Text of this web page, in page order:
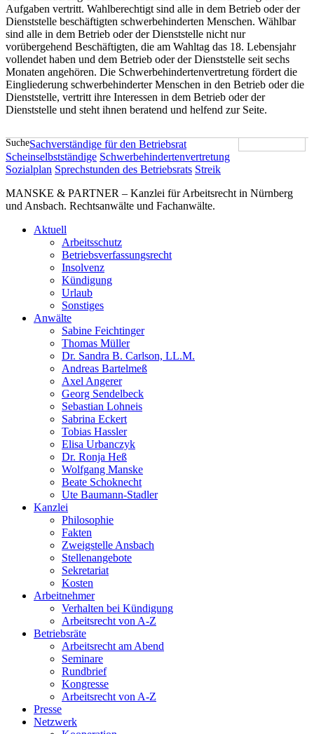
Aufgaben vertritt. Wahlberechtigt sind alle in dem Betrieb oder der
Dienststelle beschäftigten schwerbehinderten Menschen. Wählbar
sind alle in dem Betrieb oder der Dienststelle nicht nur
vorübergehend Beschäftigten, die am Wahltag das 18. Lebensjahr
vollendet haben und dem Betrieb oder der Dienststelle seit sechs
Monaten angehören. Die Schwerbehindertenvertretung fördert die
Eingliederung schwerbehinderter Menschen in den Betrieb oder die
Dienststelle, vertritt ihre Interessen in dem Betrieb oder der
Dienststelle und steht ihnen beratend und helfend zur Seite.
SucheSachverständige für den Betriebsrat
Scheinselbstständige Schwerbehindertenvertretung
Sozialplan Sprechstunden des Betriebsrats Streik
MANSKE & PARTNER – Kanzlei für Arbeitsrecht in Nürnberg
und Ansbach. Rechtsanwälte und Fachanwälte.
Aktuell
Arbeitsschutz
Betriebsverfassungsrecht
Insolvenz
Kündigung
Urlaub
Sonstiges
Anwälte
Sabine Feichtinger
Thomas Müller
Dr. Sandra B. Carlson, LL.M.
Andreas Bartelmeß
Axel Angerer
Georg Sendelbeck
Sebastian Lohneis
Sabrina Eckert
Tobias Hassler
Elisa Urbanczyk
Dr. Ronja Heß
Wolfgang Manske
Beate Schoknecht
Ute Baumann-Stadler
Kanzlei
Philosophie
Fakten
Zweigstelle Ansbach
Stellenangebote
Sekretariat
Kosten
Arbeitnehmer
Verhalten bei Kündigung
Arbeitsrecht von A-Z
Betriebsräte
Arbeitsrecht am Abend
Seminare
Rundbrief
Kongresse
Arbeitsrecht von A-Z
Presse
Netzwerk